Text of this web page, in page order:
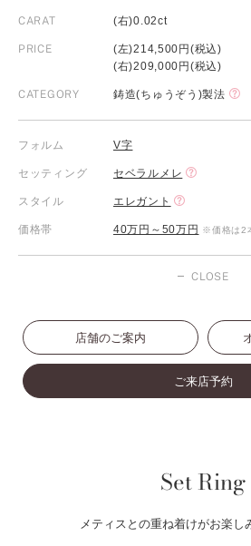
CARAT (右)0.02ct
PRICE
(左)214,500円(税込)
(右)209,000円(税込)
CATEGORY 鋳造(ちゅうぞう)製法
フォルム V字
セッティング セベラルメレ
スタイル エレガント
価格帯 40万円～50万円 ※価格は2
CLOSE
店舗のご案内
ご来店予約
Set Ring
メティスとの重ね着けがお楽し